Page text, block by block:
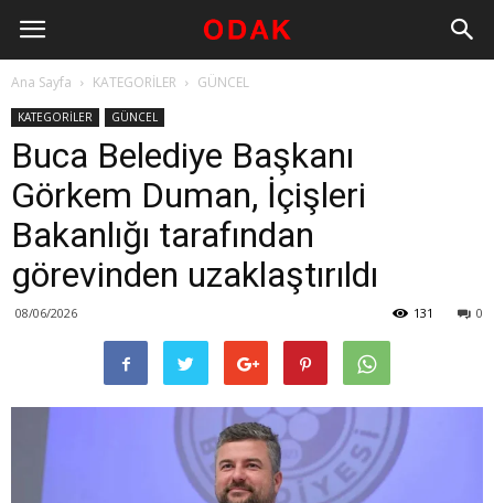
Ana Sayfa KATEGORİLER GÜNCEL
KATEGORİLER GÜNCEL
Buca Belediye Başkanı
Görkem Duman, İçişleri
Bakanlığı tarafından
görevinden uzaklaştırıldı
08/06/2026 0
131